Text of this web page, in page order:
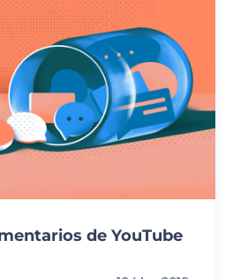
de YouTube